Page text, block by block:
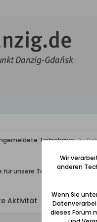
Teilnehmer
für unsere Teilnehmer/innen
Aktivität Meine
Wir
anderen
Wenn Sie
dieses Forum